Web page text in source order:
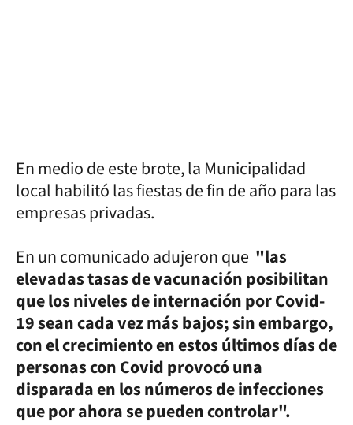
En medio de este brote, la Municipalidad
local habilitó las fiestas de fin de año para las
empresas privadas.
En un comunicado adujeron que "las
elevadas tasas de vacunación posibilitan
que los niveles de internación por Covid-
19 sean cada vez más bajos; sin embargo,
con el crecimiento en estos últimos días de
personas con Covid provocó una
disparada en los números de infecciones
que por ahora se pueden controlar".